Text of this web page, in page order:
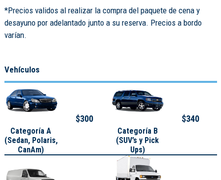
*Precios validos al realizar la compra del paquete de cena y
desayuno por adelantado junto a su reserva. Precios a bordo
varían.
Vehículos
Categoría A
(Sedan, Polaris,
CanAm)
$300
Categoría B
(SUV’s y Pick
Ups)
$340